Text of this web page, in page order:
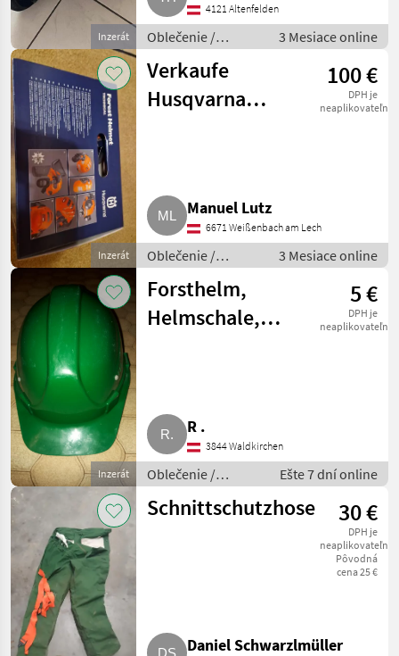
Inzerát
4121 Altenfelden
Oblečenie /
Lesnícke oblečenie
3 Mesiace online
Inzerát
Verkaufe
Husqvarna
100 €
DPH je
neaplikovateľné
Manuel Lutz
6671 Weißenbach am Lech
Oblečenie /
Lesnícke oblečenie
3 Mesiace online
Inzerát
Forsthelm,
Helmschale,
5 €
DPH je
neaplikovateľné
R .
3844 Waldkirchen
Oblečenie /
Lesnícke oblečenie
Ešte 7 dní online
Schnittschutzhose 30 €
DPH je
neaplikovateľné
Pôvodná
cena 25 €
Daniel Schwarzlmüller